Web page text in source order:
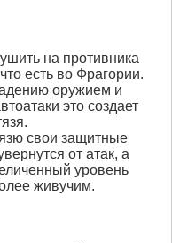
на противника
есть во Фрагории.
оружием и
это создает
свои защитные
от атак, а
уровень
живучим.